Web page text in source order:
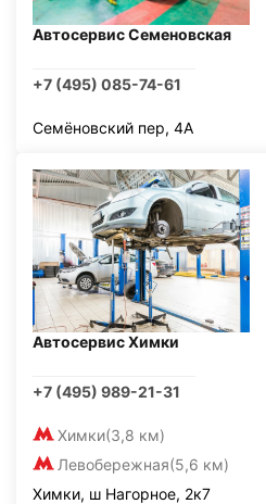
Автосервис Семеновская
+7 (495) 085-74-61
Семёновский пер, 4А
Автосервис Химки
+7 (495) 989-21-31
Химки(3,8 км)
Левобережная(5,6 км)
Химки, ш Нагорное, 2к7